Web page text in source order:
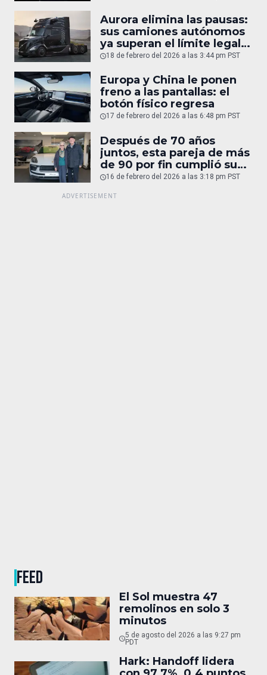
Aurora elimina las pausas:
sus camiones autónomos
ya superan el límite legal
humano
18 de febrero del 2026 a las 3:44 pm PST
Europa y China le ponen
freno a las pantallas: el
botón físico regresa
17 de febrero del 2026 a las 6:48 pm PST
Después de 70 años
juntos, esta pareja de más
de 90 por fin cumplió su
sueño: un Porsche
16 de febrero del 2026 a las 3:18 pm PST
FEED
El Sol muestra 47
remolinos en solo 3
minutos
5 de agosto del 2026 a las 9:27 pm
PDT
Hark: Handoff lidera